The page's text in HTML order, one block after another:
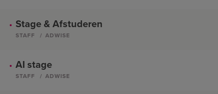
Stage & Afstuderen
STAFF ADWISE
AI stage
STAFF ADWISE